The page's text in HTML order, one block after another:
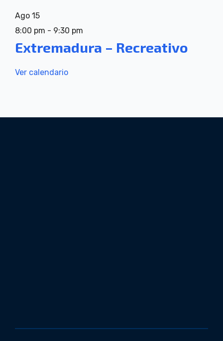
Ago 15
8:00 pm - 9:30 pm
Extremadura – Recreativo
Ver calendario